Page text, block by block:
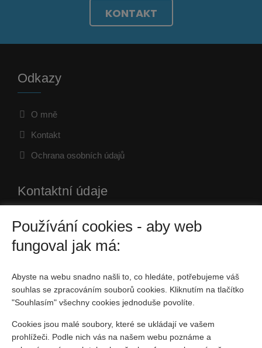
KONTAKT
Odkazy
O mně
Kontakt
Ochrana osobních údajů
Kontaktní údaje
Husova 120/41, Kutná Hora
736 160 899
jiri.bicak@4fin.cz
IČO: Česká republika
Používání cookies - aby web
fungoval jak má:
Abyste na webu snadno našli to, co hledáte, potřebujeme váš
souhlas se zpracováním souborů cookies. Kliknutím na tlačítko
"Souhlasím" všechny cookies jednoduše povolíte.
Cookies jsou malé soubory, které se ukládají ve vašem
prohlížeči. Podle nich vás na našem webu poznáme a